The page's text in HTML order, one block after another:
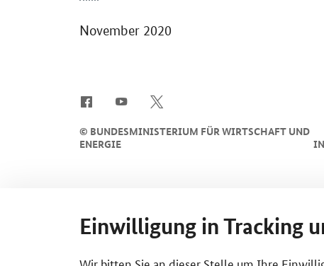
November 2020
© BUNDESMINISTERIUM FÜR WIRTSCHAFT UND
ENERGIE
Einwilligung in Tracking